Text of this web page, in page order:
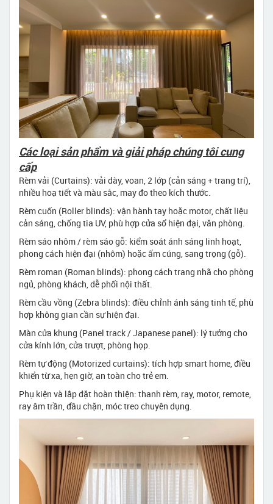
Các loại sản phẩm và giải pháp chúng tôi cung
cấp
Rèm vải (Curtains): vải dày, voan, 2 lớp (cản sáng + trang trí),
nhiều hoạ tiết và màu sắc, may đo theo kích thước.
Rèm cuốn (Roller blinds): vận hành tay hoặc motor, chất liệu
cản sáng, chống tia UV, phù hợp cửa sổ hiện đại, văn phòng.
Rèm sáo nhôm / rèm sáo gỗ: kiểm soát ánh sáng linh hoạt,
phong cách hiện đại (nhôm) hoặc ấm cúng, sang trọng (gỗ).
Rèm roman (Roman blinds): phong cách trang nhã cho phòng
ngủ, phòng khách, dễ phối nội thất.
Rèm cầu vồng (Zebra blinds): điều chỉnh ánh sáng tinh tế, phù
hợp không gian cần sự hiện đại.
Màn cửa khung (Panel track / Japanese panel): lý tưởng cho
cửa kính lớn, cửa trượt, phòng họp.
Rèm tự động (Motorized curtains): tích hợp smart home, điều
khiển từ xa, hẹn giờ, an toàn cho trẻ em.
Phụ kiện và lắp đặt hoàn thiện: thanh rèm, ray, motor, remote,
ray âm trần, đầu chặn, móc treo chuyên dụng.